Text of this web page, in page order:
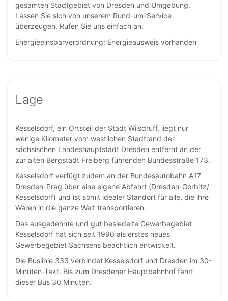
gesamten Stadtgebiet von Dresden und Umgebung.
Lassen Sie sich von unserem Rund-um-Service
überzeugen. Rufen Sie uns einfach an.
Energieeinsparverordnung: Energieausweis vorhanden
Lage
Kesselsdorf, ein Ortsteil der Stadt Wilsdruff, liegt nur
wenige Kilometer vom westlichen Stadtrand der
sächsischen Landeshauptstadt Dresden entfernt an der
zur alten Bergstadt Freiberg führenden Bundesstraße 173.
Kesselsdorf verfügt zudem an der Bundesautobahn A17
Dresden-Prag über eine eigene Abfahrt (Dresden-Gorbitz/
Kesselsdorf) und ist somit idealer Standort für alle, die ihre
Waren in die ganze Welt transportieren.
Das ausgedehnte und gut besiedelte Gewerbegebiet
Kesselsdorf hat sich seit 1990 als erstes neues
Gewerbegebiet Sachsens beachtlich entwickelt.
Die Buslinie 333 verbindet Kesselsdorf und Dresden im 30-
Minuten-Takt. Bis zum Dresdener Hauptbahnhof fährt
dieser Bus 30 Minuten.